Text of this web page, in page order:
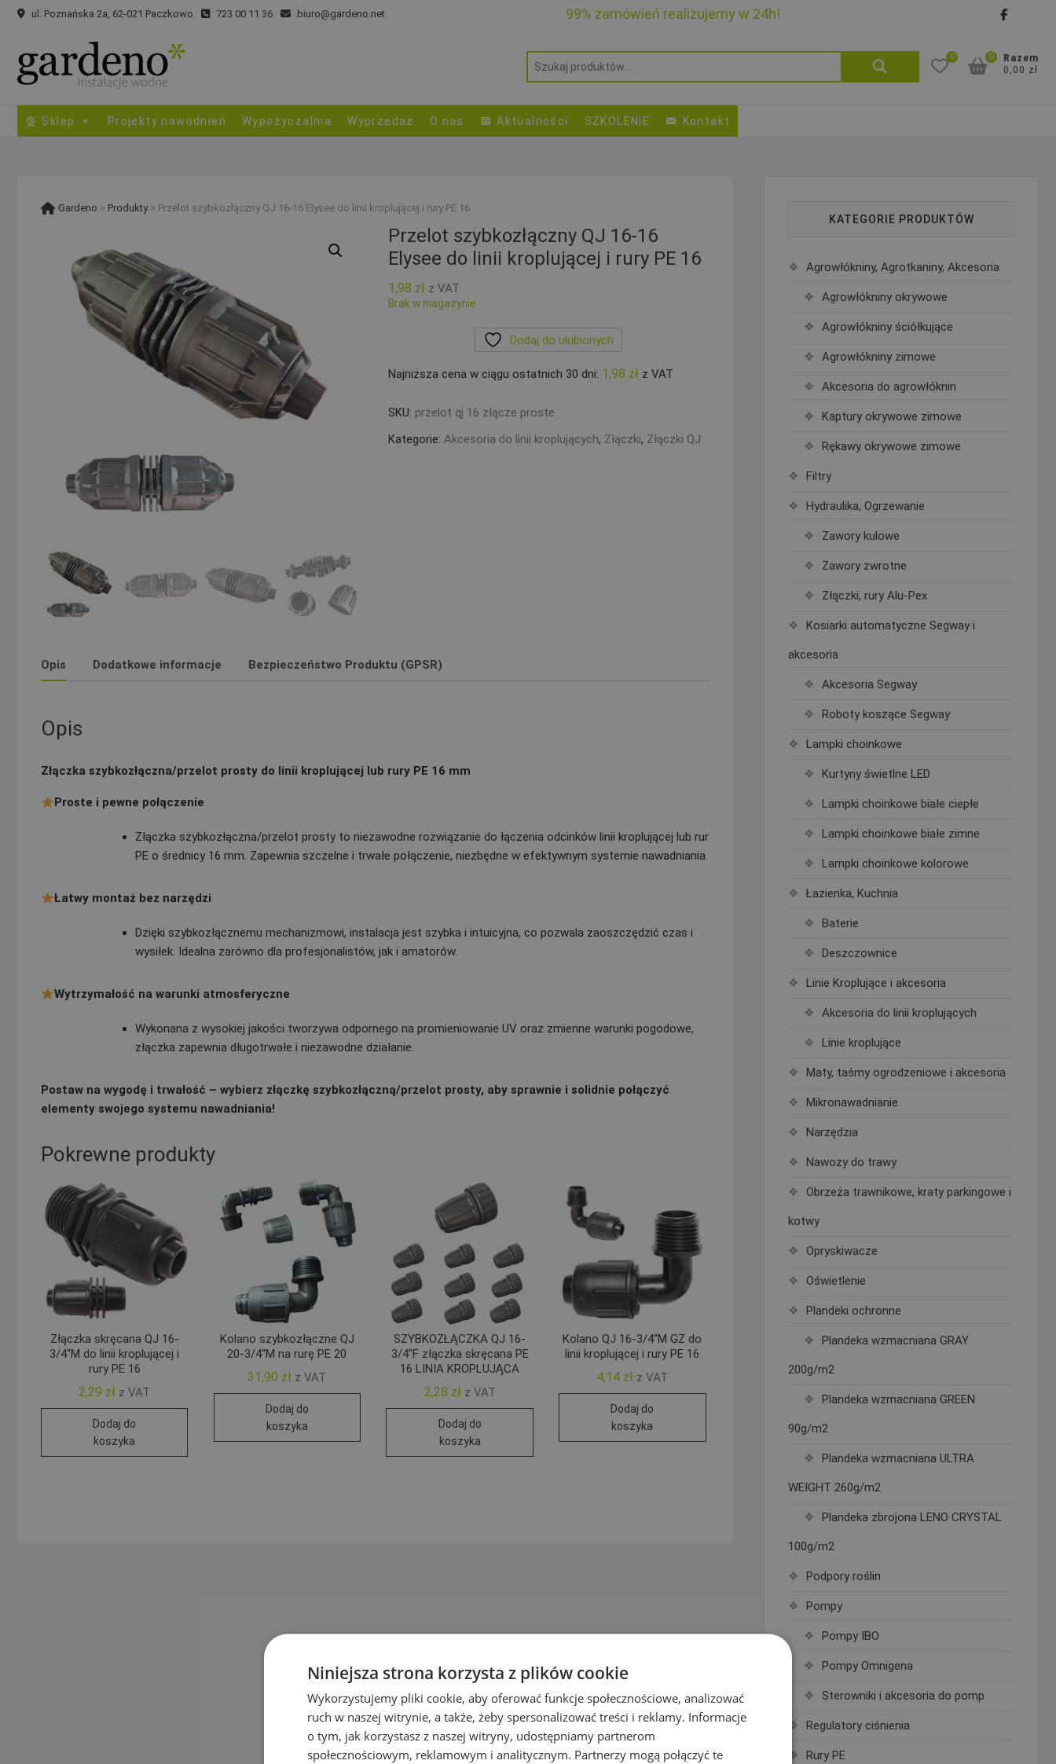
Skip
ul. Poznańska 2a, 62-021 Paczkowo 723 00 11 36 biuro@gardeno.net 99% zamówień realizujemy w 24h!
Szukaj: 0
Razem
0,00 zł
0
Sklep Projekty nawodnień Wypożyczalnia Wyprzedaż O nas Aktualności SZKOLENIE Kontakt
Gardeno > Produkty> Przelot szybkozłączny QJ 16-16 Elysee do linii kroplującej i rury PE 16
Przelot szybkozłączny QJ 16-16
Elysee do linii kroplującej i rury PE 16
1,98 zł z VAT
Brak w magazynie
Dodaj do ulubionych
Najniższa cena w ciągu ostatnich 30 dni: 1,98 zł z VAT
SKU: przelot qj 16 złącze proste
Kategorie: Akcesoria do linii kroplujących, Złączki, Złączki QJ
Opis Dodatkowe informacje Bezpieczeństwo Produktu (GPSR)
Opis
Złączka szybkozłączna/przelot prosty do linii kroplującej lub rury PE 16 mm
Proste i pewne połączenie
Złączka szybkozłączna/przelot prosty to niezawodne rozwiązanie do łączenia odcinków linii kroplującej lub rur
PE o średnicy 16 mm. Zapewnia szczelne i trwałe połączenie, niezbędne w efektywnym systemie nawadniania.
Łatwy montaż bez narzędzi
Dzięki szybkozłącznemu mechanizmowi, instalacja jest szybka i intuicyjna, co pozwala zaoszczędzić czas i
wysiłek. Idealna zarówno dla profesjonalistów, jak i amatorów.
Wytrzymałość na warunki atmosferyczne
Wykonana z wysokiej jakości tworzywa odpornego na promieniowanie UV oraz zmienne warunki pogodowe,
złączka zapewnia długotrwałe i niezawodne działanie.
Postaw na wygodę i trwałość – wybierz złączkę szybkozłączną/przelot prosty, aby sprawnie i solidnie połączyć
elementy swojego systemu nawadniania!
Pokrewne produkty
Złączka skręcana QJ 16-
3/4“M do linii kroplującej i
rury PE 16
2,29 zł z VAT
Dodaj do
koszyka
Kolano szybkozłączne QJ
20-3/4“M na rurę PE 20
31,90 zł z VAT
Dodaj do
koszyka
SZYBKOZŁĄCZKA QJ 16-
3/4“F złączka skręcana PE
16 LINIA KROPLUJĄCA
2,28 zł z VAT
Dodaj do
koszyka
Kolano QJ 16-3/4“M GZ do
linii kroplującej i rury PE 16
4,14 zł z VAT
Dodaj do
koszyka
KATEGORIE PRODUKTÓW
Agrowłókniny, Agrotkaniny, Akcesoria
Agrowłókniny okrywowe
Agrowłókniny ściółkujące
Agrowłókniny zimowe
Akcesoria do agrowłóknin
Kaptury okrywowe zimowe
Rękawy okrywowe zimowe
Filtry
Hydraulika, Ogrzewanie
Zawory kulowe
Zawory zwrotne
Złączki, rury Alu-Pex
Kosiarki automatyczne Segway i
akcesoria
Akcesoria Segway
Roboty koszące Segway
Lampki choinkowe
Kurtyny świetlne LED
Lampki choinkowe białe ciepłe
Lampki choinkowe białe zimne
Lampki choinkowe kolorowe
Łazienka, Kuchnia
Baterie
Deszczownice
Linie Kroplujące i akcesoria
Akcesoria do linii kroplujących
Linie kroplujące
Maty, taśmy ogrodzeniowe i akcesoria
Mikronawadnianie
Narzędzia
Nawozy do trawy
Obrzeża trawnikowe, kraty parkingowe i
kotwy
Opryskiwacze
Oświetlenie
Plandeki ochronne
Plandeka wzmacniana GRAY
200g/m2
Plandeka wzmacniana GREEN
90g/m2
Plandeka wzmacniana ULTRA
WEIGHT 260g/m2
Plandeka zbrojona LENO CRYSTAL
100g/m2
Podpory roślin
Pompy
Pompy IBO
Pompy Omnigena
Sterowniki i akcesoria do pomp
Regulatory ciśnienia
Rury PE
Niniejsza strona korzysta z plików cookie
Wykorzystujemy pliki cookie, aby oferować funkcje społecznościowe, analizować
ruch w naszej witrynie, a także, żeby spersonalizować treści i reklamy. Informacje
o tym, jak korzystasz z naszej witryny, udostępniamy partnerom
społecznościowym, reklamowym i analitycznym. Partnerzy mogą połączyć te